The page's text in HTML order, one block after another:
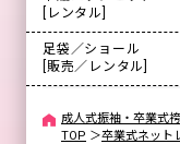
[レンタル]
足袋／ショール
[販売／レンタル]
成人式振袖・卒業式
TOP ＞卒業式ネット